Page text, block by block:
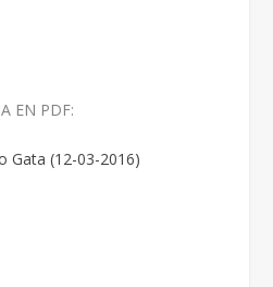
EN PDF:
Gata (12-03-2016)